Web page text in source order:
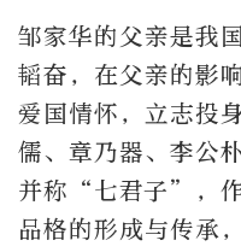
邹家华的父亲是我
韬奋，在父亲的影
爱国情怀，立志投
儒、章乃器、李公
并称“七君子”，
品格的形成与传承